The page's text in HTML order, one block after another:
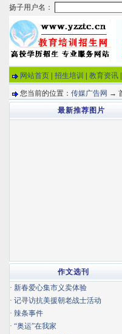
网站首页 招生培训 教育资讯
您当前的位置： 传媒广告网 →
最新推荐图片
作文选刊
· 新春爱心集市义卖体验
· 记寻访抗美援朝老战士活动
· 辣条事件
· “奥运”在我家